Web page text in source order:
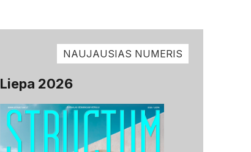
NAUJAUSIAS NUMERIS
Liepa 2026